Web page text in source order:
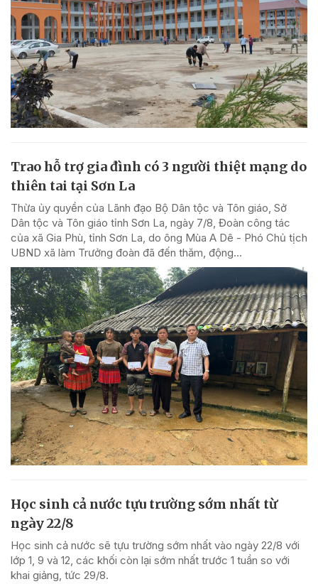
Trao hỗ trợ gia đình có 3 người thiệt mạng do
thiên tai tại Sơn La
Thừa ủy quyền của Lãnh đạo Bộ Dân tộc và Tôn giáo, Sở
Dân tộc và Tôn giáo tỉnh Sơn La, ngày 7/8, Đoàn công tác
của xã Gia Phù, tỉnh Sơn La, do ông Mùa A Dê - Phó Chủ tịch
UBND xã làm Trưởng đoàn đã đến thăm, động...
Học sinh cả nước tựu trường sớm nhất từ
ngày 22/8
Học sinh cả nước sẽ tựu trường sớm nhất vào ngày 22/8 với
lớp 1, 9 và 12, các khối còn lại sớm nhất trước 1 tuần so với
khai giảng, tức 29/8.